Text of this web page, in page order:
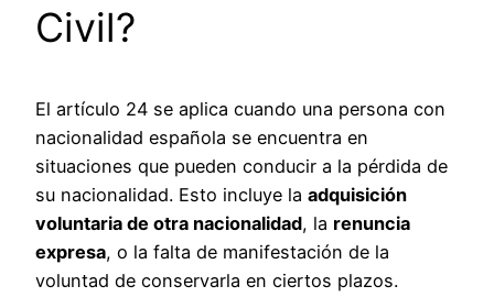
Civil?
El artículo 24 se aplica cuando una persona con
nacionalidad española se encuentra en
situaciones que pueden conducir a la pérdida de
su nacionalidad. Esto incluye la adquisición
voluntaria de otra nacionalidad, la renuncia
expresa, o la falta de manifestación de la
voluntad de conservarla en ciertos plazos.